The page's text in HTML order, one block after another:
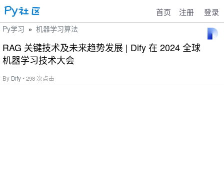
首页 注册 登录
Py学习 » 机器学习算法
RAG 关键技术及未来趋势发展 | Dify 在 2024 全球
机器学习技术大会
By Dify• 298 次点击